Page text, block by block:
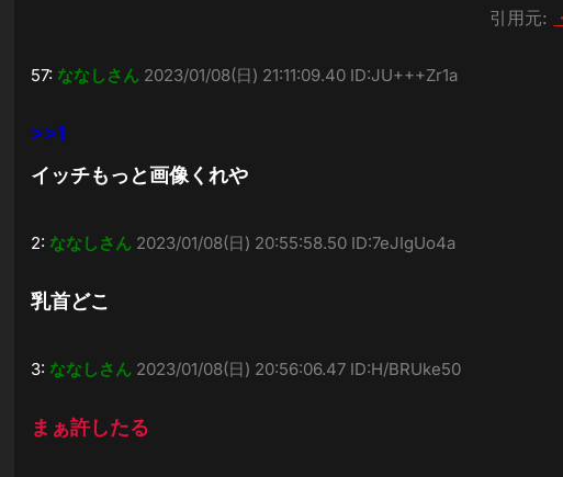
引用元:
57: ななしさん 2023/01/08(日) 21:11:09.40 ID:JU+++Zr1a
>>1
イッチもっと画像くれや
2: ななしさん 2023/01/08(日) 20:55:58.50 ID:7eJIgUo4a
乳首どこ
3: ななしさん 2023/01/08(日) 20:56:06.47 ID:H/BRUke50
まぁ許したる